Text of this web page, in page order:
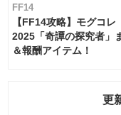
FF14
【FF14攻略】モグコレ
2025「奇譚の探究者」
＆報酬アイテム！
更